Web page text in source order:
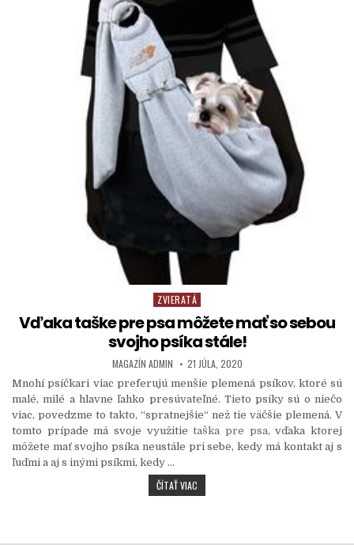
Posted in
ZVIERATÁ
Vďaka taške pre psa môžete mať so sebou
svojho psíka stále!
AUTHOR:
MAGAZÍN ADMIN PUBLISHED DATE:
21 JÚLA, 2020
Mnohí psíčkari viac preferujú menšie plemená psíkov, ktoré sú
malé, milé a hlavne ľahko presúvateľné. Tieto psíky sú o niečo
viac, povedzme to takto, “spratnejšie“ než tie väčšie plemená. V
tomto prípade má svoje využitietaška pre psa, vďaka ktorej
môžete mať svojho psíka neustále pri sebe, kedy má kontakt aj s
ľuďmi a aj s inými psíkmi, kedy …
ČÍTAŤ VIAC